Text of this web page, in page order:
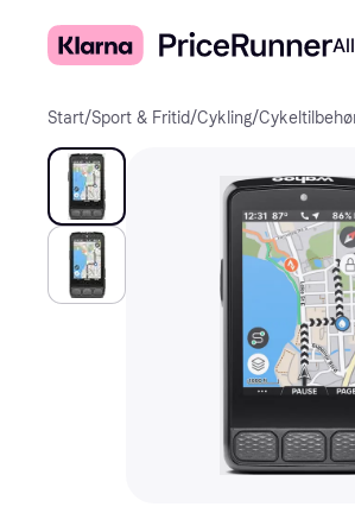
Start/Sport & Fritid/Cykling/